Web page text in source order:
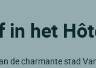
in het
de charmante stad